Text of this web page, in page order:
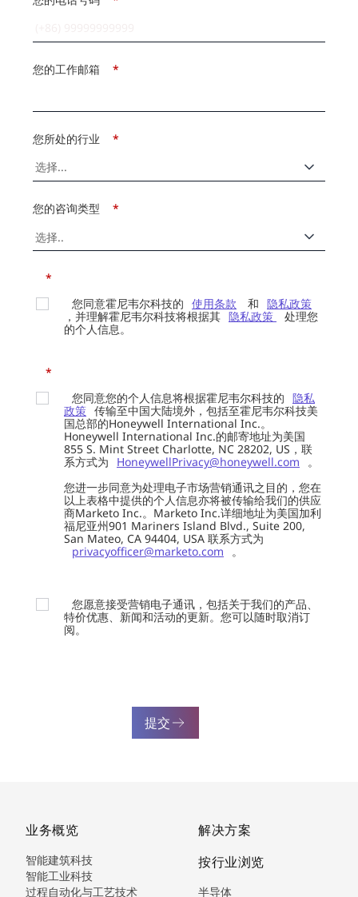
*
您的工作邮箱
*
您所处的行业
*
您的咨询类型
*
您同意霍尼韦尔科技的 使用条款 和 隐私政策
，并理解霍尼韦尔科技将根据其 隐私政策
处理您
的个人信息。
*
您同意您的个人信息将根据霍尼韦尔科技的 隐私
政策 传输至中国大陆境外，包括至霍尼韦尔科技美
国总部的Honeywell International Inc.。
Honeywell International Inc.的邮寄地址为美国
855 S. Mint Street Charlotte, NC 28202, US，联
系方式为
HoneywellPrivacy@honeywell.com
。
您进一步同意为处理电子市场营销通讯之目的，您在
以上表格中提供的个人信息亦将被传输给我们的供应
商Marketo Inc.。Marketo Inc.详细地址为美国加利
福尼亚州901 Mariners Island Blvd., Suite 200,
San Mateo, CA 94404, USA 联系方式为
privacyofficer@marketo.com
。
您愿意接受营销电子通讯，包括关于我们的产品、
特价优惠、新闻和活动的更新。您可以随时取消订
阅。
提交
业务概览
智能建筑科技
智能工业科技
过程自动化与工艺技术
解决方案
按行业浏览
半导体